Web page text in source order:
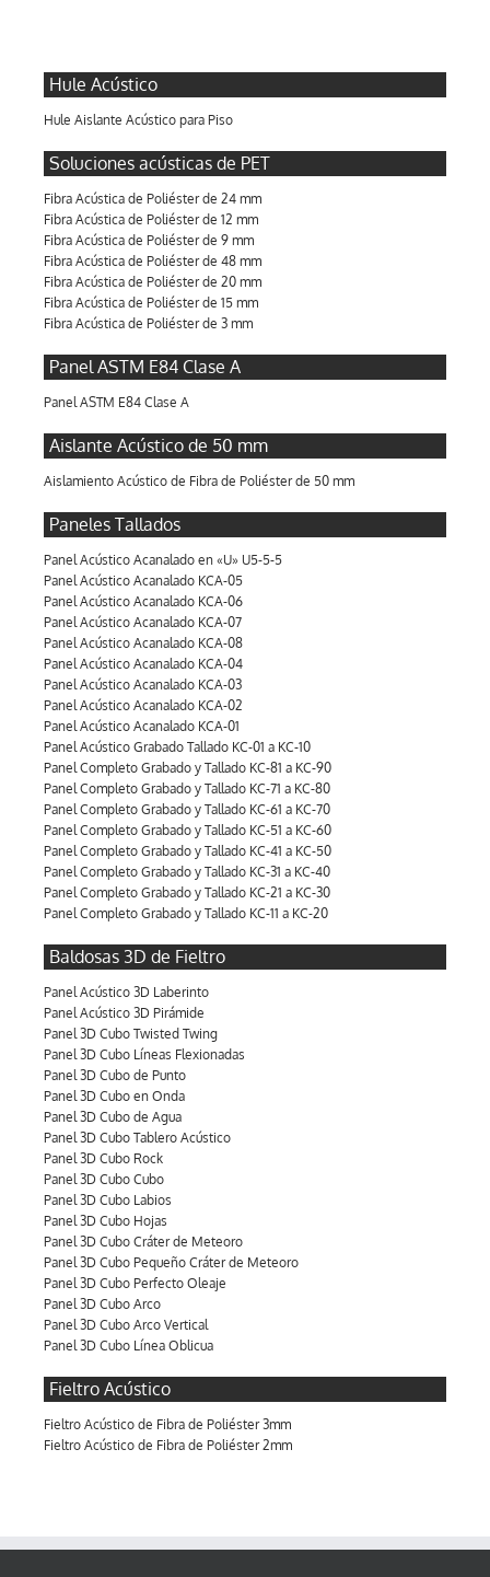
Hule Acústico
Hule Aislante Acústico para Piso
Soluciones acústicas de PET
Fibra Acústica de Poliéster de 24 mm
Fibra Acústica de Poliéster de 12 mm
Fibra Acústica de Poliéster de 9 mm
Fibra Acústica de Poliéster de 48 mm
Fibra Acústica de Poliéster de 20 mm
Fibra Acústica de Poliéster de 15 mm
Fibra Acústica de Poliéster de 3 mm
Panel ASTM E84 Clase A
Panel ASTM E84 Clase A
Aislante Acústico de 50 mm
Aislamiento Acústico de Fibra de Poliéster de 50 mm
Paneles Tallados
Panel Acústico Acanalado en «U» U5-5-5
Panel Acústico Acanalado KCA-05
Panel Acústico Acanalado KCA-06
Panel Acústico Acanalado KCA-07
Panel Acústico Acanalado KCA-08
Panel Acústico Acanalado KCA-04
Panel Acústico Acanalado KCA-03
Panel Acústico Acanalado KCA-02
Panel Acústico Acanalado KCA-01
Panel Acústico Grabado Tallado KC-01 a KC-10
Panel Completo Grabado y Tallado KC-81 a KC-90
Panel Completo Grabado y Tallado KC-71 a KC-80
Panel Completo Grabado y Tallado KC-61 a KC-70
Panel Completo Grabado y Tallado KC-51 a KC-60
Panel Completo Grabado y Tallado KC-41 a KC-50
Panel Completo Grabado y Tallado KC-31 a KC-40
Panel Completo Grabado y Tallado KC-21 a KC-30
Panel Completo Grabado y Tallado KC-11 a KC-20
Baldosas 3D de Fieltro
Panel Acústico 3D Laberinto
Panel Acústico 3D Pirámide
Panel 3D Cubo Twisted Twing
Panel 3D Cubo Líneas Flexionadas
Panel 3D Cubo de Punto
Panel 3D Cubo en Onda
Panel 3D Cubo de Agua
Panel 3D Cubo Tablero Acústico
Panel 3D Cubo Rock
Panel 3D Cubo Cubo
Panel 3D Cubo Labios
Panel 3D Cubo Hojas
Panel 3D Cubo Cráter de Meteoro
Panel 3D Cubo Pequeño Cráter de Meteoro
Panel 3D Cubo Perfecto Oleaje
Panel 3D Cubo Arco
Panel 3D Cubo Arco Vertical
Panel 3D Cubo Línea Oblicua
Fieltro Acústico
Fieltro Acústico de Fibra de Poliéster 3mm
Fieltro Acústico de Fibra de Poliéster 2mm